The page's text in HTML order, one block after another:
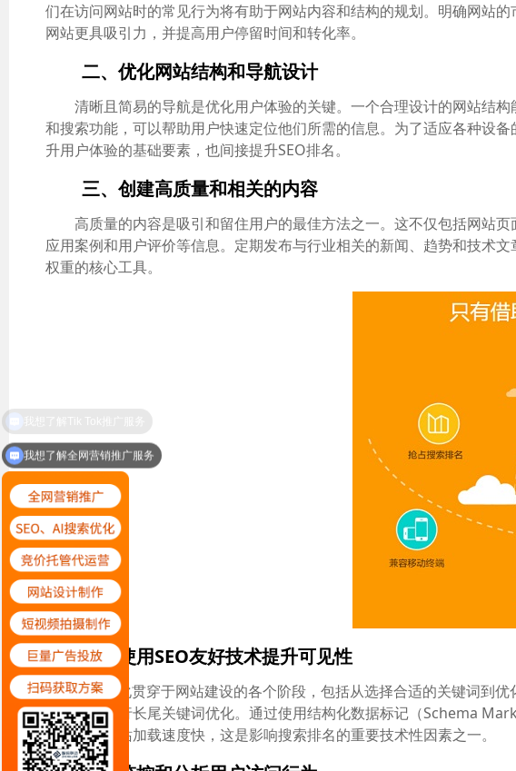
们在访问网站时的常见行为将有助于网站内容和结构的规划。明确网站
网站更具吸引力，并提高用户停留时间和转化率。
二、优化网站结构和导航设计
清晰且简易的导航是优化用户体验的关键。一个合理设计的网站结
和搜索功能，可以帮助用户快速定位他们所需的信息。为了适应各种设
升用户体验的基础要素，也间接提升SEO排名。
三、创建高质量和相关的内容
高质量的内容是吸引和留住用户的最佳方法之一。这不仅包括网站
应用案例和用户评价等信息。定期发布与行业相关的新闻、趋势和技术
权重的核心工具。
四、使用SEO友好技术提升可见性
SEO优化贯穿于网站建设的各个阶段，包括从选择合适的关键词到
行业术语进行长尾关键词优化。通过使用结构化数据标记（Schema
时，确保网站加载速度快，这是影响搜索排名的重要技术性因素之一。
我想了解全网营销推广服务